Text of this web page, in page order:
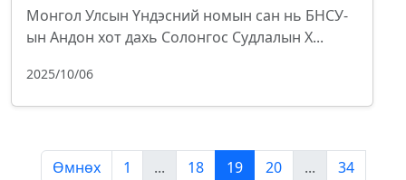
Монгол Улсын Үндэсний номын сан нь БНСУ-
ын Андон хот дахь Солонгос Судлалын Х...
2025/10/06
Өмнөх 1 ... 18 19 20 ...
34